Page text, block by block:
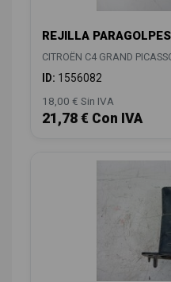
REJILLA
CITROËN C4 GRAND
ID: 1556082
18,00 € Sin IVA
21,78 € Con IVA